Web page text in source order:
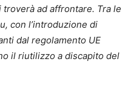
ad affrontare. Tra le
con l’introduzione di
dal regolamento UE
il riutilizzo a discapito del